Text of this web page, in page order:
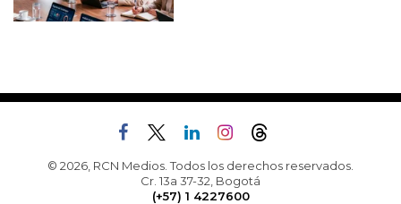
© 2026, RCN Medios. Todos los derechos reservados.
Cr. 13a 37-32, Bogotá
(+57) 1 4227600